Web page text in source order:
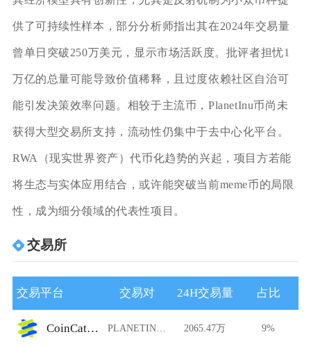
供了可持续性样本，部分分析师指出其在2024年交易量
曾单日突破250万美元，显示市场活跃度。批评者担忧1
万亿的总量可能导致价值稀释，且过度依赖社区自治可
能引发决策效率问题。相较于主流币，PlanetInu币尚未
获得大型交易所支持，流动性仍集中于去中心化平台。
RWA（现实世界资产）代币化趋势的兴起，项目方若能
将生态与实体应用结合，或许能突破当前meme币的局限
性，成为细分领域的代表性项目。
交易所
交易平台 交易对 24H交易量 占比
CoinCatch Derivatives PLANETINU/USDT 2065.47万 9%